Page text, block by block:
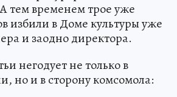
тем временем трое уже
избили в Доме культуры уже
и заодно директора.
негодует не только в
но и в сторону комсомола: